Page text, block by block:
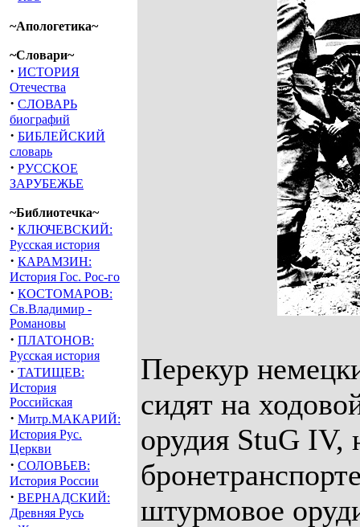
~Апологетика~
~Словари~
· ИСТОРИЯ
Отечества
· СЛОВАРЬ
биографий
· БИБЛЕЙСКИЙ
словарь
· РУССКОЕ
ЗАРУБЕЖЬЕ
~Библиотечка~
· КЛЮЧЕВСКИЙ:
Русская история
· КАРАМЗИН:
История Гос. Рос-го
· КОСТОМАРОВ:
Св.Владимир -
Романовы
· ПЛАТОНОВ:
Русская история
· ТАТИЩЕВ:
История
Российская
· Митр.МАКАРИЙ:
История Рус.
Церкви
· СОЛОВЬЕВ:
История России
· ВЕРНАДСКИЙ:
Древняя Русь
Перекур
сидят на
орудия StuG IV,
штурмовое